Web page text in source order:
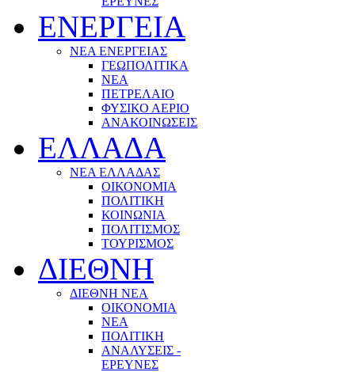
ΕΝΕΡΓΕΙΑ
ΝΕΑ ΕΝΕΡΓΕΙΑΣ
ΓΕΩΠΟΛΙΤΙΚΑ
ΝΕΑ
ΠΕΤΡΕΛΑΙΟ
ΦΥΣΙΚΟ ΑΕΡΙΟ
ΑΝΑΚΟΙΝΩΣΕΙΣ
ΕΛΛΑΔΑ
ΝΕΑ ΕΛΛΑΔΑΣ
ΟΙΚΟΝΟΜΙΑ
ΠΟΛΙΤΙΚΗ
ΚΟΙΝΩΝΙΑ
ΠΟΛΙΤΙΣΜΟΣ
ΤΟΥΡΙΣΜΟΣ
ΔΙΕΘΝΗ
ΔΙΕΘΝΗ ΝΕΑ
ΟΙΚΟΝΟΜΙΑ
ΝΕΑ
ΠΟΛΙΤΙΚΗ
ΑΝΑΛΥΣΕΙΣ -
ΕΡΕΥΝΕΣ